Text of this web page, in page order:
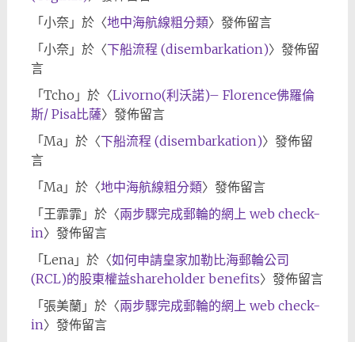
「小奈」於〈地中海航線粗分類〉發佈留言
「小奈」於〈下船流程 (disembarkation)〉發佈留
言
「Tcho 」於〈Livorno(利沃諾)– Florence佛羅倫
斯/ Pisa比薩〉發佈留言
「Ma」於〈下船流程 (disembarkation)〉發佈留
言
「Ma」於〈地中海航線粗分類〉發佈留言
「王霏霏 」於〈兩步驟完成郵輪的網上 web check-
in〉發佈留言
「Lena」於〈如何申請皇家加勒比海郵輪公司
(RCL)的股東權益shareholder benefits〉發佈留言
「張美蘭 」於〈兩步驟完成郵輪的網上 web check-
in〉發佈留言